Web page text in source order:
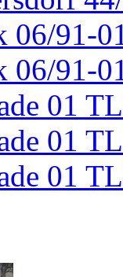
06/91-
06/91-
01
01
01